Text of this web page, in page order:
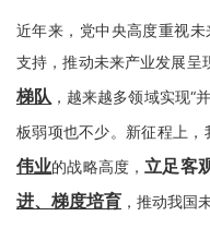
近年来，党中央高度重视
支持，推动未来产业发展呈
梯队 ，越来越多领域实现“
板弱项也不少。新征程上，
伟业的战略高度， 立足客
进、梯度培育 ，推动我国